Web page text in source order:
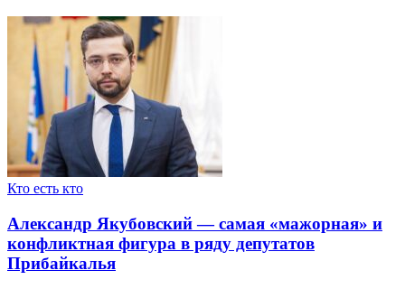
Кто есть кто
Александр Якубовский — самая «мажорная» и
конфликтная фигура в ряду депутатов
Прибайкалья